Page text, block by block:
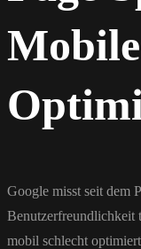
Mobile
Google misst seit dem
Benutzerfreundlichkeit
mobil schlecht